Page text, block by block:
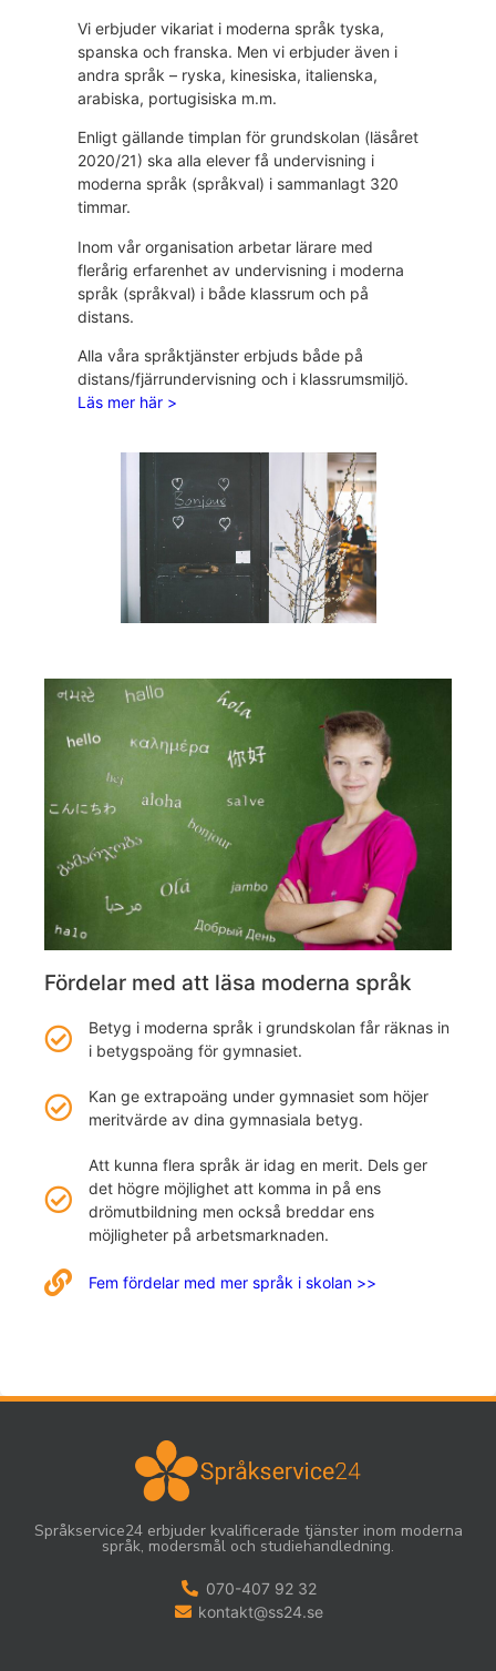
Vi erbjuder vikariat i moderna språk tyska,
spanska och franska. Men vi erbjuder även i
andra språk – ryska, kinesiska, italienska,
arabiska, portugisiska m.m.
Enligt gällande timplan för grundskolan (läsåret
2020/21) ska alla elever få undervisning i
moderna språk (språkval) i sammanlagt 320
timmar.
Inom vår organisation arbetar lärare med
flerårig erfarenhet av undervisning i moderna
språk (språkval) i både klassrum och på
distans.
Alla våra språktjänster erbjuds både på
distans/fjärrundervisning och i klassrumsmiljö.
Läs mer här >
Fördelar med att läsa moderna språk
Betyg i moderna språk i grundskolan får räknas in
i betygspoäng för gymnasiet.
Kan ge extrapoäng under gymnasiet som höjer
meritvärde av dina gymnasiala betyg.
Att kunna flera språk är idag en merit. Dels ger
det högre möjlighet att komma in på ens
drömutbildning men också breddar ens
möjligheter på arbetsmarknaden.
Fem fördelar med mer språk i skolan >>
Språkservice24 erbjuder kvalificerade tjänster inom moderna
språk, modersmål och studiehandledning.
070-407 92 32
kontakt@ss24.se